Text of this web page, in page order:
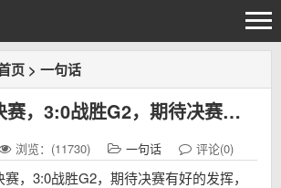
页 > 一句话
恭喜iG进入决赛，3:0战胜G2，期待决赛有好的发挥，加油iG
浏览：(11730) 一句话 评论(0)
，3:0战胜G2，期待决赛有好的发挥，